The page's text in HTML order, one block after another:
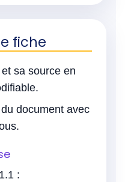
fiche
sa source en
document avec
: